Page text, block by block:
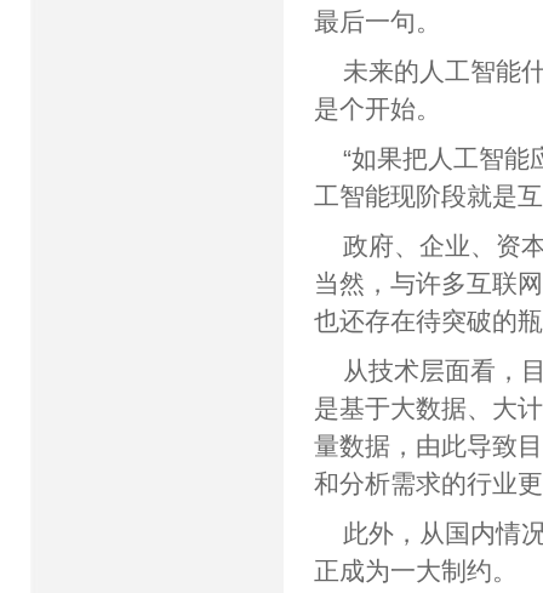
最后一句。
未来的人工智能
是个开始。
“如果把人工智能
工智能现阶段就
政府、企业、资
当然，与许多互联
也还存在待突破
从技术层面看，
是基于大数据、大
量数据，由此导致
和分析需求的行
此外，从国内情
正成为一大制